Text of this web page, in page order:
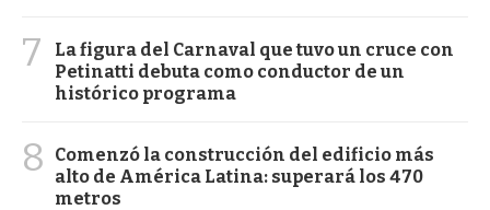
7
La figura del Carnaval que tuvo un cruce con
Petinatti debuta como conductor de un
histórico programa
8
Comenzó la construcción del edificio más
alto de América Latina: superará los 470
metros